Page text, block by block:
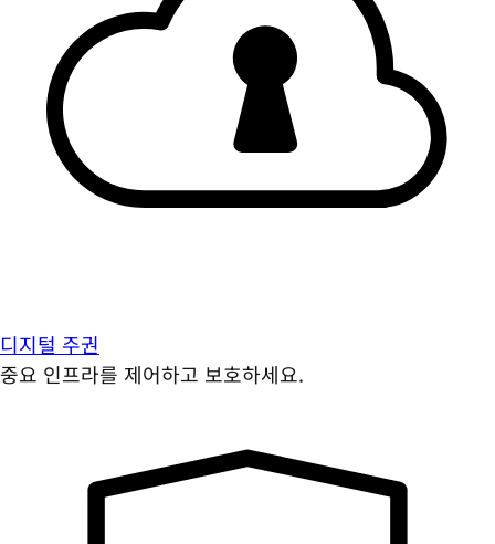
디지털 주권
중요 인프라를 제어하고 보호하세요.